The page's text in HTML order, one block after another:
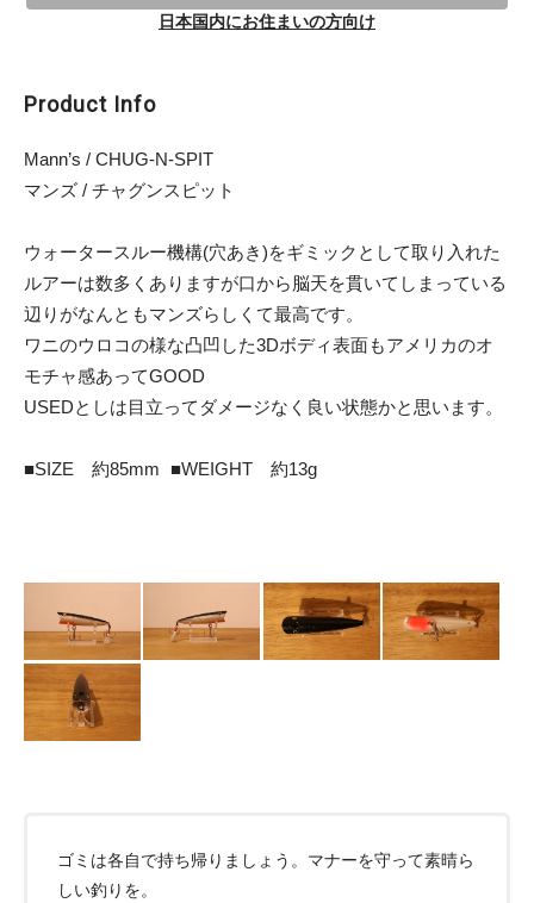
日本国内にお住まいの方向け
Product Info
Mann’s / CHUG-N-SPIT
マンズ / チャグンスピット
ウォータースルー機構(穴あき)をギミックとして取り入れた
ルアーは数多くありますが口から脳天を貫いてしまっている
辺りがなんともマンズらしくて最高です。
ワニのウロコの様な凸凹した3Dボディ表面もアメリカのオ
モチャ感あってGOOD
USEDとしは目立ってダメージなく良い状態かと思います。
■SIZE 約85mm ■WEIGHT 約13g
ゴミは各自で持ち帰りましょう。マナーを守って素晴ら
しい釣りを。